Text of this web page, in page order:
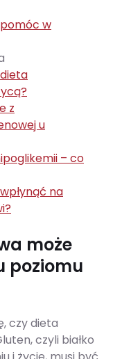
w
z
u
– co
na
może
poziomu
czy dieta
czyli białko